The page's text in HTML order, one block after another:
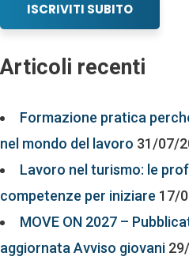
ISCRIVITI SUBITO
Articoli recenti
Formazione pratica
nel mondo del lavoro 31/07/
Lavoro nel turismo: le
competenze per iniziare 17/
MOVE ON 2027 –
aggiornata Avviso giovani